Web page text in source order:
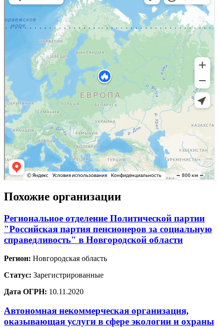
Похожие организации
Региональное отделение Политической партии
"Российская партия пенсионеров за социальную
справедливость" в Новгородской области
Регион: Новгородская область
Статус: Зарегистрированные
Дата ОГРН: 10.11.2020
Автономная некоммерческая организация,
оказывающая услуги в сфере экологии и охраны